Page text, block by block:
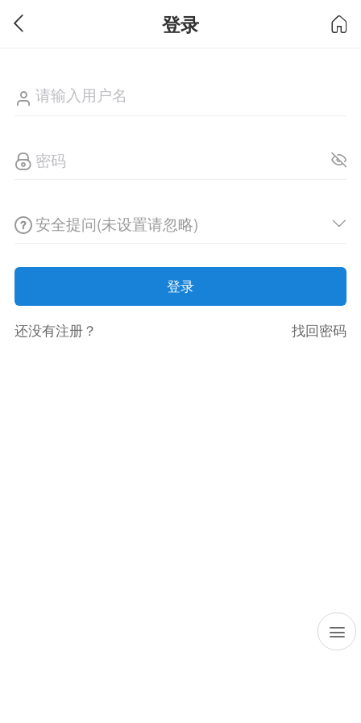
登录
安全提问(未设置请忽略)
登录
还没有注册？ 找回密码